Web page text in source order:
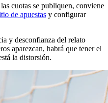
cuotas se publiquen, conviene
de apuestas y configurar
y desconfianza del relato
aparezcan, habrá que tener el
la distorsión.